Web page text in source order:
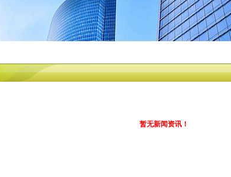
暂无新闻资讯！